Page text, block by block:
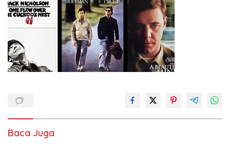
Baca Juga